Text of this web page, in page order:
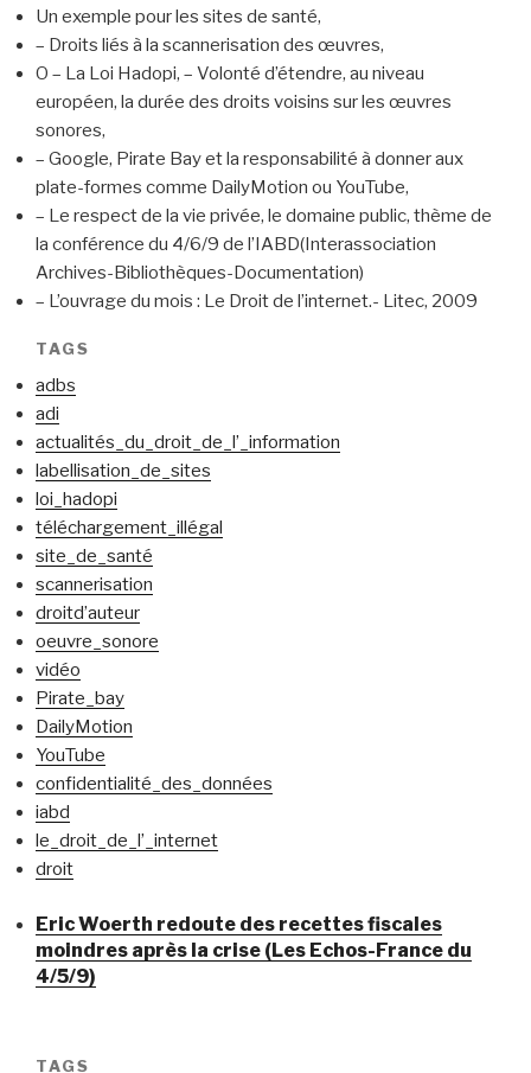
Un exemple pour les sites de santé,
– Droits liés à la scannerisation des œuvres,
O – La Loi Hadopi, – Volonté d’étendre, au niveau
européen, la durée des droits voisins sur les œuvres
sonores,
– Google, Pirate Bay et la responsabilité à donner aux
plate-formes comme DailyMotion ou YouTube,
– Le respect de la vie privée, le domaine public, thème de
la conférence du 4/6/9 de l’IABD(Interassociation
Archives-Bibliothèques-Documentation)
– L’ouvrage du mois : Le Droit de l’internet.- Litec, 2009
TAGS
adbs
adi
actualités_du_droit_de_l’_information
labellisation_de_sites
loi_hadopi
téléchargement_illégal
site_de_santé
scannerisation
droitd’auteur
oeuvre_sonore
vidéo
Pirate_bay
DailyMotion
YouTube
confidentialité_des_données
iabd
le_droit_de_l’_internet
droit
Eric Woerth redoute des recettes fiscales
moindres après la crise (Les Echos-France du
4/5/9)
TAGS